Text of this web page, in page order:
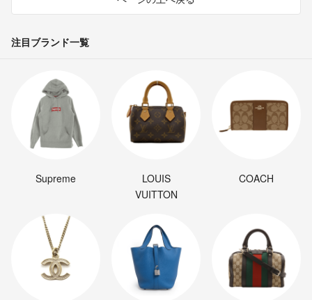
注目ブランド一覧
Supreme
LOUIS
VUITTON
COACH